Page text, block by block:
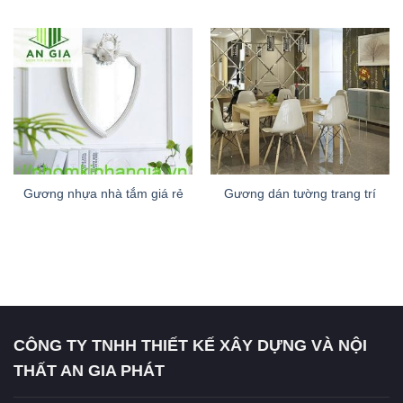
Gương nhựa nhà tắm giá rẻ Gương dán tường trang trí
CÔNG TY TNHH THIẾT KẾ XÂY DỰNG VÀ NỘI
THẤT AN GIA PHÁT